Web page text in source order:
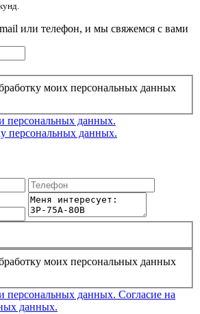
или телефон, и мы свяжемся с вами
моих персональных данных
персональных данных.
персональных данных.
моих персональных данных
персональных данных. Согласие на
данных.